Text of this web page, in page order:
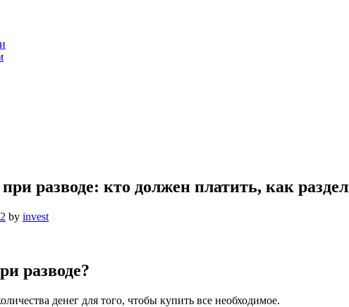
разводе: кто должен платить, как
by invest
разводе?
денег для того, чтобы купить все необходимое.